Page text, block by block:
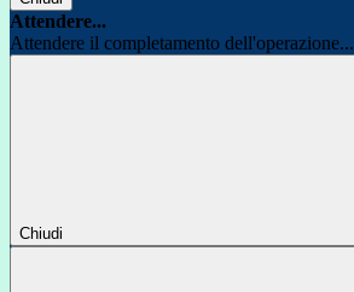
Attendere...
Attendere il completamento dell'operazione...
Chiudi